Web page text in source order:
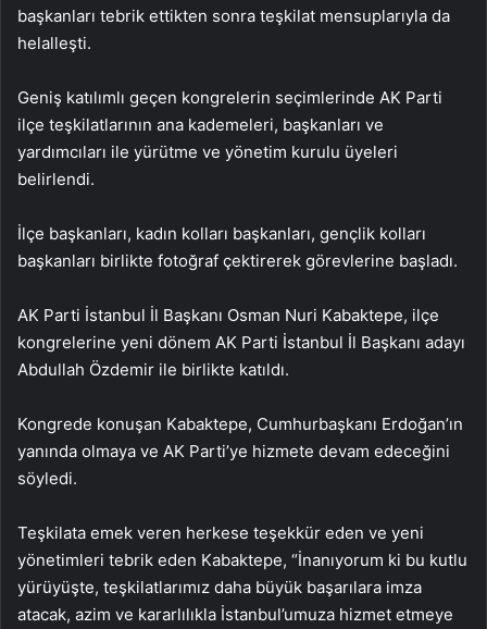
başkanları tebrik ettikten sonra teşkilat mensuplarıyla da
helalleşti.
Geniş katılımlı geçen kongrelerin seçimlerinde AK Parti
ilçe teşkilatlarının ana kademeleri, başkanları ve
yardımcıları ile yürütme ve yönetim kurulu üyeleri
belirlendi.
İlçe başkanları, kadın kolları başkanları, gençlik kolları
başkanları birlikte fotoğraf çektirerek görevlerine başladı.
AK Parti İstanbul İl Başkanı Osman Nuri Kabaktepe, ilçe
kongrelerine yeni dönem AK Parti İstanbul İl Başkanı adayı
Abdullah Özdemir ile birlikte katıldı.
Kongrede konuşan Kabaktepe, Cumhurbaşkanı Erdoğan’ın
yanında olmaya ve AK Parti’ye hizmete devam edeceğini
söyledi.
Teşkilata emek veren herkese teşekkür eden ve yeni
yönetimleri tebrik eden Kabaktepe, “İnanıyorum ki bu kutlu
yürüyüşte, teşkilatlarımız daha büyük başarılara imza
atacak, azim ve kararlılıkla İstanbul’umuza hizmet etmeye